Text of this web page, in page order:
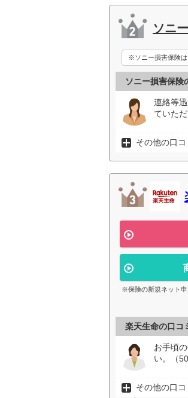
ソニ
※ソニー損害保険は
ソニー損害保険
連絡等
ていた
その他の口コ
※保険の新規ネット
楽天生命の口コ
お手頃
い。（
その他の口コ